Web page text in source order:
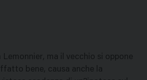
ma il vecchio si oppone
bene, causa anche la